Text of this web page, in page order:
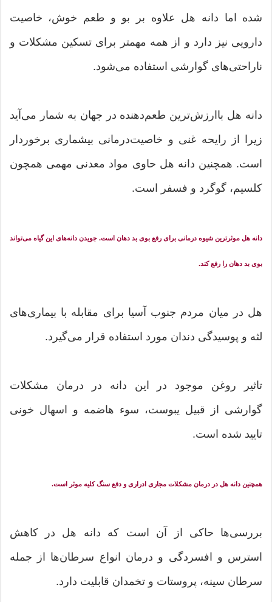
شده اما دانه هل علاوه بر بو و طعم خوش، خاصیت
دارویی نیز دارد و از همه مهمتر برای تسکین مشکلات و
ناراحتی‌های گوارشی استفاده می‌شود.
دانه هل باارزش‌ترین طعم‌دهنده در جهان به شمار می‌آید
زیرا از رایحه غنی و خاصیت‌درمانی بیشماری برخوردار
است. همچنین دانه هل حاوی مواد معدنی مهمی همچون
کلسیم، گوگرد و فسفر است.
دانه هل موثرترین شیوه درمانی برای رفع بوی بد دهان است. جویدن دانه‌های این گیاه می‌تواند
بوی بد دهان را رفع کند.
هل در میان مردم جنوب آسیا برای مقابله با بیماری‌های
لثه و پوسیدگی دندان مورد استفاده قرار می‌گیرد.
تاثیر روغن موجود در این دانه در درمان مشکلات
گوارشی از قبیل یبوست، سوء هاضمه و اسهال خونی
تایید شده است.
همچنین دانه هل در درمان مشکلات مجاری ادراری و دفع سنگ کلیه موثر است.
بررسی‌ها حاکی از آن است که دانه هل در کاهش
استرس و افسردگی و درمان انواع سرطان‌ها از جمله
سرطان سینه، پروستات و تخمدان قابلیت دارد.